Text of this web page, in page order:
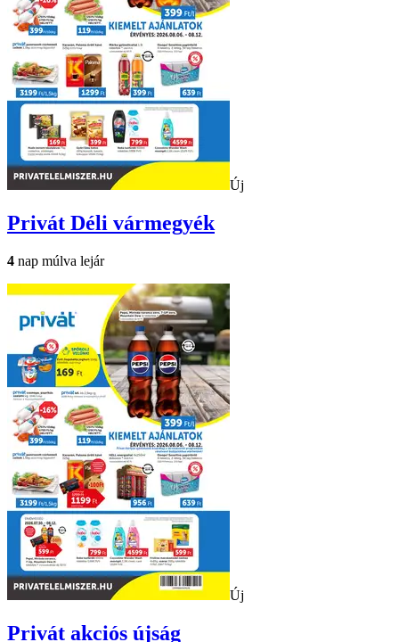
Új
Privát Déli vármegyék
4 nap múlva lejár
Új
Privát akciós újság